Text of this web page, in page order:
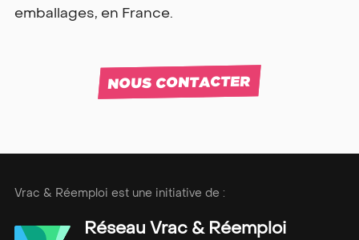
emballages, en France.
NOUS CONTACTER
Vrac & Réemploi est une initiative de :
Réseau Vrac & Réemploi